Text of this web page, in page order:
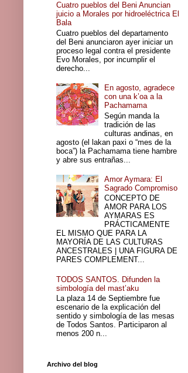
Cuatro pueblos del Beni Anuncian
juicio a Morales por hidroeléctrica El
Bala
Cuatro pueblos del departamento
del Beni anunciaron ayer iniciar un
proceso legal contra el presidente
Evo Morales, por incumplir el
derecho...
En agosto, agradece
con una k’oa a la
Pachamama
Según manda la
tradición de las
culturas andinas, en
agosto (el lakan paxi o “mes de la
boca”) la Pachamama tiene hambre
y abre sus entrañas...
Amor Aymara: El
Sagrado Compromiso
CONCEPTO DE
AMOR PARA LOS
AYMARAS ES
PRÁCTICAMENTE
EL MISMO QUE PARA LA
MAYORÍA DE LAS CULTURAS
ANCESTRALES | UNA FIGURA DE
PARES COMPLEMENT...
TODOS SANTOS. Difunden la
simbología del mast’aku
La plaza 14 de Septiembre fue
escenario de la explicación del
sentido y simbología de las mesas
de Todos Santos. Participaron al
menos 200 n...
Archivo del blog